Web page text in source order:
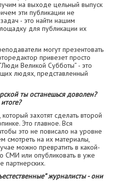
на выходе цельный выпуск
эти публикации не
- это найти нашим
для публикации их
могут презентовать
привезет просто
Великой Субботы” - это
людях, представленный
ты останешься доволен?
захотят сделать второй
Это главное. Вся
это не повисало на уровне
смотреть на их материалы,
можно превратить в какой-
СМИ или опубликовать в уже
партнерских.
журналисты - они